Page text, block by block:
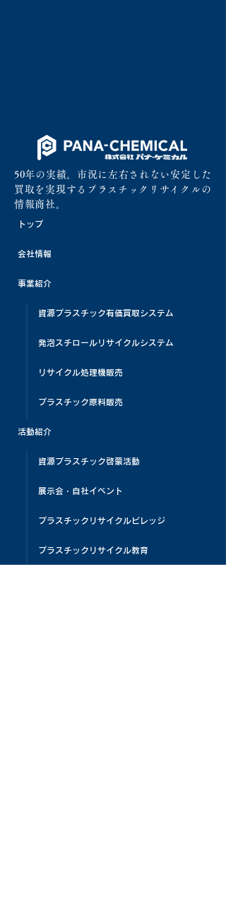
50年の実績。市況に左右されない安定した
買取を実現するプラスチックリサイクルの
情報商社。
トップ
会社情報
事業紹介
資源プラスチック有価買取システム
発泡スチロールリサイクルシステム
リサイクル処理機販売
プラスチック原料販売
活動紹介
資源プラスチック啓蒙活動
展示会・自社イベント
プラスチックリサイクルビレッジ
プラスチックリサイクル教育